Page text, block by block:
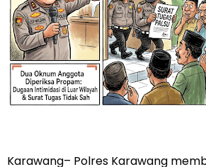
Karawang– Polres Karawang